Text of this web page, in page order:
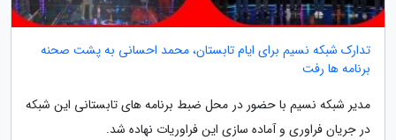
تدارک شبکه نسیم برای ایام تابستان، محمد احسانی به پشت صحنه
برنامه ها رفت
مدیر شبکه نسیم با حضور در محل ضبط برنامه های تابستانی این شبکه
در جریان فراوری و آماده سازی این فراوریات نهاده شد.